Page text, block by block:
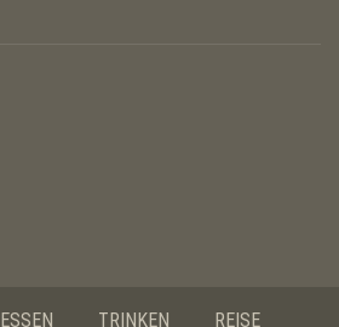
ESSEN TRINKEN REISE